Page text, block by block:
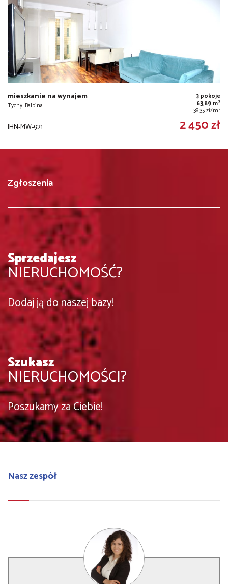
mieszkanie na wynajem
Tychy, Balbina
3 pokoje
63,89 m2
38,35 zł/m2
IHN-MW-921 2 450 zł
Zgłoszenia
Sprzedajesz
NIERUCHOMOŚĆ?
Dodaj ją do naszej bazy!
Szukasz
NIERUCHOMOŚCI?
Poszukamy za Ciebie!
Nasz zespół